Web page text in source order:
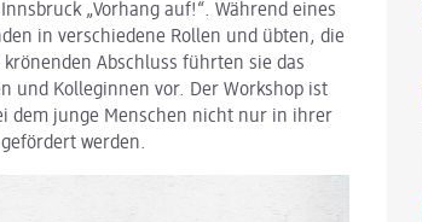
„Vorhang auf!“. Während eines
in verschiedene Rollen und übten, die
Abschluss führten sie das
und Kolleginnen vor. Der Workshop ist
dem junge Menschen nicht nur in ihrer
werden.